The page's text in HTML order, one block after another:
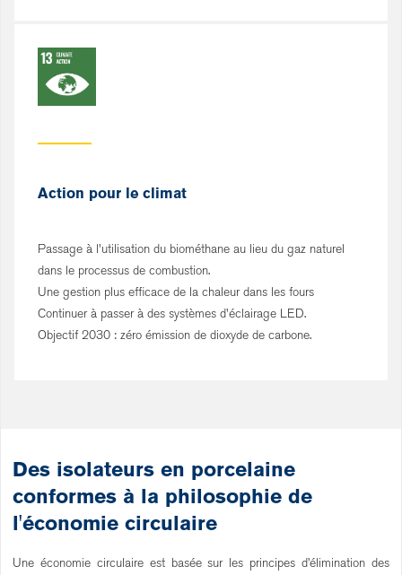
Action pour le climat
Passage à l'utilisation du biométhane au lieu du gaz naturel
dans le processus de combustion.
Une gestion plus efficace de la chaleur dans les fours
Continuer à passer à des systèmes d'éclairage LED.
Objectif 2030 : zéro émission de dioxyde de carbone.
Des isolateurs en porcelaine
conformes à la philosophie de
l'économie circulaire
Une économie circulaire est basée sur les principes d’élimination des